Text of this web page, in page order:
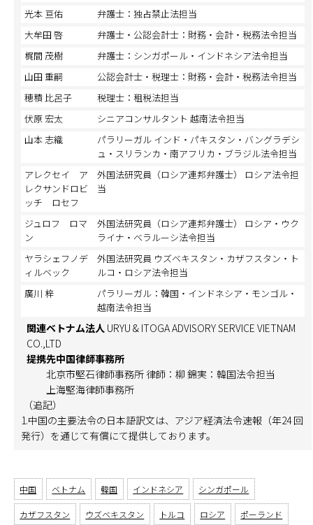
光本 亘佑
弁護士：独占禁止法担当
大牟田 啓
弁護士・公認会計士：財務・会計・税務法令担当
梶間 茂樹
弁護士：シンガポール・インドネシア法令担当
山田 重嗣
公認会計士・税理士：財務・会計・税務法令担当
穂積 比呂子
税理士：租税法担当
伏原 宏太
シニアコンサルタント 越南法令担当
山本 志織
パラリーガル インド・パキスタン・バングラデシ
ュ・スリランカ・南アフリカ・ブラジル法令担当
アレクセイ ア
レクサンドロビ
ッチ ロセフ
外国法研究員（ロシア連邦弁護士） ロシア法令担
当
ジュロフ ロマ
ン
外国法研究員（ロシア連邦弁護士） ロシア・ウク
ライナ・ベラルーシ法令担当
ヤラシェフノデ
ィルベック
外国法研究員 ウズベキスタン・カザフスタン・ト
ルコ・ロシア法令担当
廣川 梓
パラリーガル：韓国・インドネシア・モンゴル・
越南法令担当
関連ベトナム法人 URYU & ITOGA ADVISORY SERVICE VIETNAM
CO.,LTD
提携先中国律師事務所
北京市堅石律師事務所 律師：柳 錦実：韓国法令担当
上海堅海律師事務所
（追記）
1.中国の主要法令の日本語訳文は、アジア経済法令速報（年24 回
発行）を通じて有償にて提供しております。
中国 ベトナム 韓国 インドネシア シンガポール
カザフスタン ウズベキスタン トルコ ロシア ポーランド